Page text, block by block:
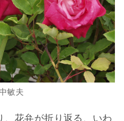
敏夫
、花弁が折り返る、いわ